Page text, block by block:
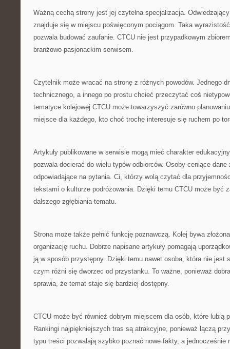
Ważną cechą strony jest jej czytelna specjalizacja.
znajduje się w miejscu poświęconym pociągom. Taka
pozwala budować zaufanie. CTCU nie jest przypadkowym
branżowo-pasjonackim serwisem.
Czytelnik może wracać na stronę z różnych powodów. Jednego
technicznego, a innego po prostu chcieć przeczytać coś
tematyce kolejowej CTCU może towarzyszyć zarówno
miejsce dla każdego, kto choć trochę interesuje się ruchem po
Artykuły publikowane w serwisie mogą mieć charakter
pozwala docierać do wielu typów odbiorców. Osoby ceniące
odpowiadające na pytania. Ci, którzy wolą czytać dla
tekstami o kulturze podróżowania. Dzięki temu CTCU może być
dalszego zgłębiania tematu.
Strona może także pełnić funkcję poznawczą. Kolej bywa
organizację ruchu. Dobrze napisane artykuły pomagają
ją w sposób przystępny. Dzięki temu nawet osoba, która nie jest
czym różni się dworzec od przystanku. To ważne, ponieważ
sprawia, że temat staje się bardziej dostępny.
CTCU może być również dobrym miejscem dla osób, które lubią
Rankingi najpiękniejszych tras są atrakcyjne, ponieważ łączą
typu treści pozwalają szybko poznać nowe fakty, a jednocześnie